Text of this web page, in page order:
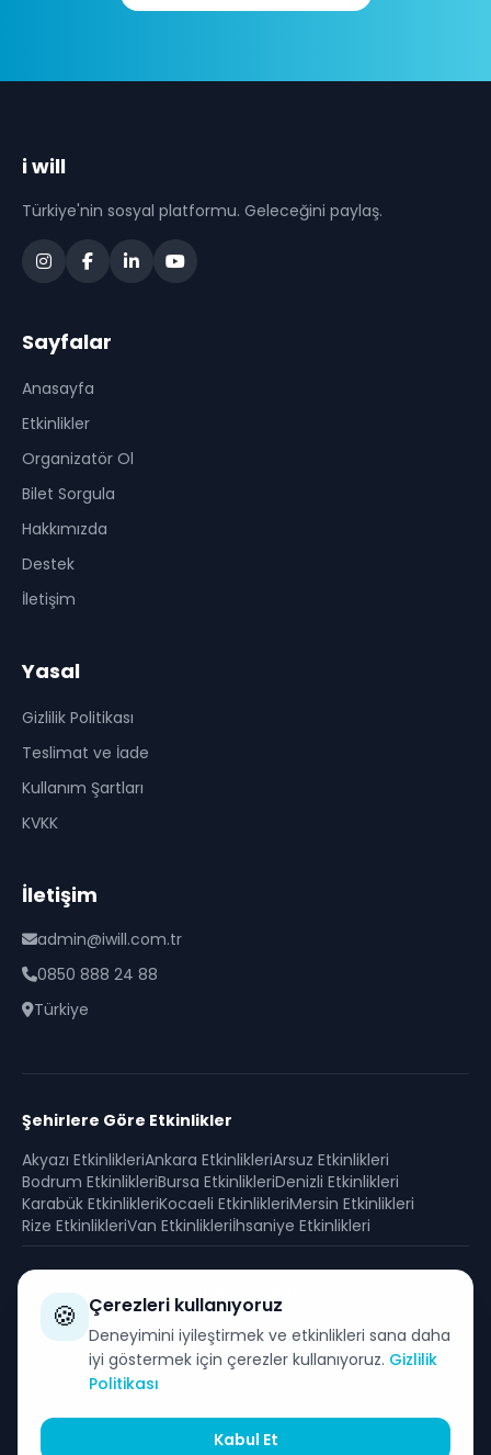
i will
Türkiye'nin sosyal platformu. Geleceğini paylaş.
Sayfalar
Anasayfa
Etkinlikler
Organizatör Ol
Bilet Sorgula
Hakkımızda
Destek
İletişim
Yasal
Gizlilik Politikası
Teslimat ve İade
Kullanım Şartları
KVKK
İletişim
admin@iwill.com.tr
0850 888 24 88
Türkiye
Şehirlere Göre Etkinlikler
Akyazı EtkinlikleriAnkara EtkinlikleriArsuz Etkinlikleri
Bodrum EtkinlikleriBursa EtkinlikleriDenizli Etkinlikleri
Karabük EtkinlikleriKocaeli EtkinlikleriMersin Etkinlikleri
Rize EtkinlikleriVan Etkinlikleriİhsaniye Etkinlikleri
Güvenli Ödeme
SSL sertifikası ile korunan güvenli alışveriş
© 2026 i will - Gelecek Mobil Yazılım Tic. A.Ş. Tüm Hakları
🍪 Çerezleri kullanıyoruz
Deneyimini iyileştirmek ve etkinlikleri sana daha
iyi göstermek için çerezler kullanıyoruz. Gizlilik
Politikası
Kabul Et